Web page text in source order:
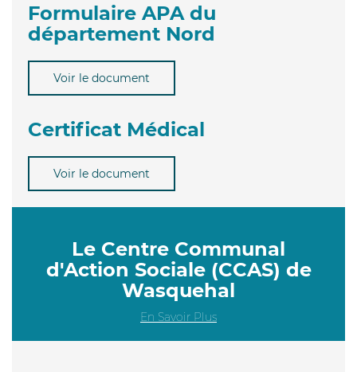
Formulaire APA du
département Nord
Voir le document
Certificat Médical
Voir le document
Le Centre Communal
d'Action Sociale (CCAS) de
Wasquehal
En Savoir Plus